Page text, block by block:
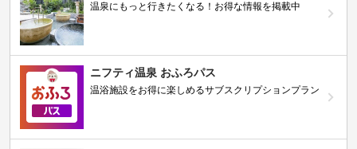
温泉にもっと行きたくなる！お得な情報を掲載中
ニフティ温泉 おふろパス
温浴施設をお得に楽しめるサブスクリプションプラン